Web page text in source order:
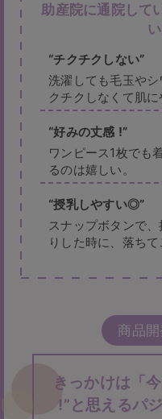
助産院に通院して
チクチクしない
洗濯しても毛玉や
クチクしなくて肌に
好みの丈感 !
ワンピース1枚でも
るのは嬉しい。
授乳しやすい◎
スナップボタンで
りした時に、落ち
商品
きっかけは「
!”と思えるパ